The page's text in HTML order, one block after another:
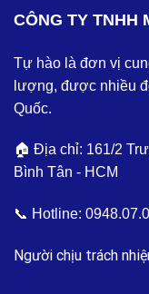
CÔNG TY TNHH
Tự hào là đơn vị
lượng, được nhiều
Quốc.
🏠 Địa chỉ: 161/2
Bình Tân - HCM
📞 Hotline:
Người chịu trách